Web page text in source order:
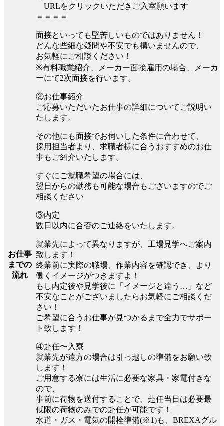
お仕事
までの
流れ
URLをクリックいただきご入室願います
＝＝＝＝
面接といっても堅苦しいものではありません！
どんな些細な疑問や不安でも構いませんので、
お気軽にご相談ください！
※有料職業紹介、メーカー面接雇用の場合、メーカ
ーにて2次面接を行います。
②お仕事紹介
ご応募いただいたお仕事の詳細についてご説明い
たします。
その他にも面接でお伺いした条件に合わせて、
採用担当者より、求職者様に合うおすすめのお仕
事もご紹介いたします。
すぐにご就職希望の場合には、
翌日からの勤務も可能な場合もございますのでご
相談ください
③内定
数日以内に合否のご連絡をいたします。
就業先によって異なりますが、工場見学へご案内
致します！
終業前に実際の職場、作業内容を確認でき、より
働くイメージがつきますよ！
もし内定後や見学後に「イメージと違う…」など
不安なことがございましたらお気軽にご相談くだ
さい！
ご希望に合うお仕事が見つかるまで全力でサポー
ト致します！
④赴任〜入寮
就業先が遠方の場合は引っ越しの準備をお願い致
します！
ご用意する寮には生活に必要な家具・家電付きな
ので、
事前に荷物を送付することで、赴任当日は必要最
低限の荷物のみでの赴任が可能です！
水道・ガス・電気の開栓準備(※1)も、BREXAグル